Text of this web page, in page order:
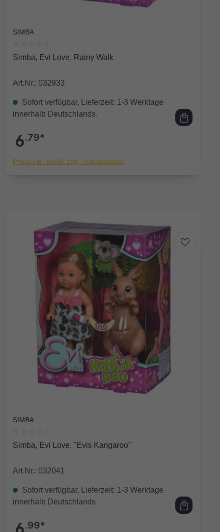
SIMBA
Durchschnittliche Bewertung von 0 von 5 Sternen
Simba, Evi Love, Rainy Walk
Art.Nr.: 032933
Sofort verfügbar, Lieferzeit: 1-3 Werktage
innerhalb Deutschlands.
6.79*
Preise inkl. MwSt. zzgl. Versandkosten
SIMBA
Durchschnittliche Bewertung von 0 von 5 Sternen
Simba, Evi Love, "Evis Kangaroo"
Art.Nr.: 032041
Sofort verfügbar, Lieferzeit: 1-3 Werktage
innerhalb Deutschlands.
.99*